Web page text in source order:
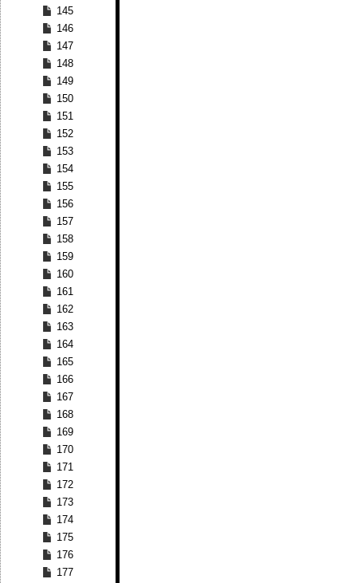
145
146
147
148
149
150
151
152
153
154
155
156
157
158
159
160
161
162
163
164
165
166
167
168
169
170
171
172
173
174
175
176
177